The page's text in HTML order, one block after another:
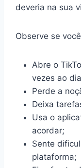
deveria na sua
Observe se
Abre o
vezes ao
Perde a
Deixa
Usa o
acordar;
Sente
plataforma;